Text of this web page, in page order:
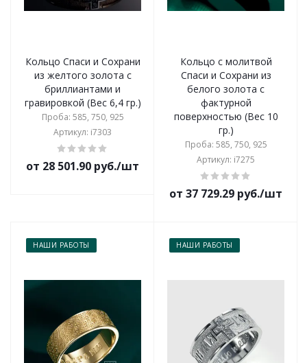
Кольцо Спаси и Сохрани
из желтого золота с
бриллиантами и
гравировкой (Вес 6,4 гр.)
Проба: 585, 750, 925
Артикул: i7303
от 28 501.90 руб./шт
Кольцо с молитвой
Спаси и Сохрани из
белого золота с
фактурной
поверхностью (Вес 10
гр.)
Проба: 585, 750, 925
Артикул: i7275
от 37 729.29 руб./шт
НАШИ РАБОТЫ НАШИ РАБОТЫ